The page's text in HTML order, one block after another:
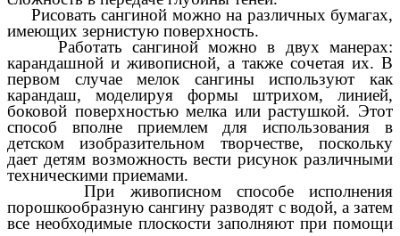
Рисовать сангиной можно на различных бумагах,
имеющих зернистую поверхность.
Работать сангиной можно в двух манерах:
карандашной и живописной, а также сочетая их. В
первом случае мелок сангины используют как
карандаш, моделируя формы штрихом, линией,
боковой поверхностью мелка или растушкой. Этот
способ вполне приемлем для использования в
детском изобразительном творчестве, поскольку
дает детям возможность вести рисунок различными
техническими приемами.
При живописном способе исполнения
порошкообразную сангину разводят с водой, а затем
все необходимые плоскости заполняют при помощи